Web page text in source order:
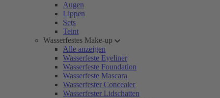
Augen
Lippen
Sets
Teint
Wasserfestes Make-up
Alle anzeigen
Wasserfeste Eyeliner
Wasserfeste Foundation
Wasserfeste Mascara
Wasserfester Concealer
Wasserfester Lidschatten